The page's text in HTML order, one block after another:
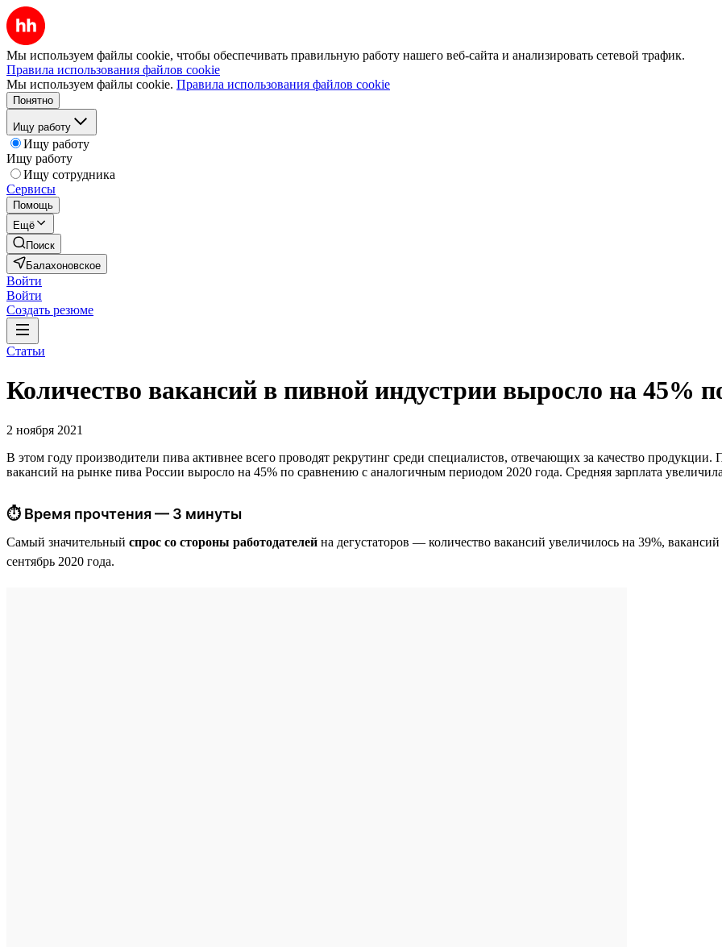
Мы используем файлы cookie, чтобы обеспечивать правильную работу нашего веб-сайта и анализировать сетевой трафик.
Правила использования файлов cookie
Мы используем файлы cookie. Правила использования файлов cookie
Понятно
Ищу работу
Ищу работу
Ищу работу
Ищу сотрудника
Сервисы
Помощь
Ещё
Поиск
Балахоновское
Войти
Войти
Создать резюме
Статьи
Количество вакансий в пивной индустрии выросло на 45%
2 ноября 2021
В этом году производители пива активнее всего проводят рекрутинг среди специалистов, отвечающих за качество продукции.
вакансий на рынке пива России выросло на 45% по сравнению с аналогичным периодом 2020 года. Средняя зарплата
⏱ Время прочтения — 3 минуты
Самый значительный спрос со стороны работодателей на дегустаторов — количество вакансий увеличилось на 39%,
сентябрь 2020 года.